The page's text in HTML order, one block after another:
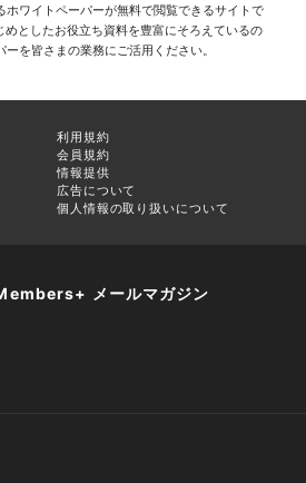
ホワイトペーパーが無料で閲覧できるサイトで
としたお役立ち資料を豊富にそろえているの
を皆さまの業務にご活用ください。
利用規約
会員規約
情報提供
広告について
個人情報の取り扱いについて
メールマガジン